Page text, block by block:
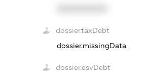
dossier.taxDebt
dossier.missingData
dossier.esvDebt